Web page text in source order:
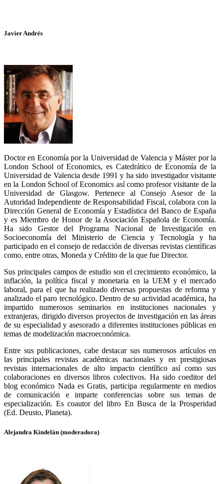
Javier Andrés
Doctor en Economía por la Universidad de Valencia y Máster por la
London School of Economics, es Catedrático de Economía de la
Universidad de Valencia desde 1991 y ha sido investigador visitante
en la London School of Economics así como profesor visitante de la
Universidad de Glasgow. Pertenece al Consejo Asesor de la
Autoridad Independiente de Responsabilidad Fiscal, colabora con la
Dirección General de Economía y Estadística del Banco de España
y es Miembro de Honor de la Asociación Española de Economía.
Ha sido Gestor del Programa Nacional de Investigación en
Socioeconomía del Ministerio de Ciencia y Tecnología y ha
participado en el consejo de redacción de diversas revistas científicas
como, entre otras, Moneda y Crédito de la que fue Director.
Sus principales campos de estudio son el crecimiento económico, la
inflación, la política fiscal y monetaria en la UEM y el mercado
laboral, para el que ha realizado diversas propuestas de reforma y
analizado el paro tecnológico. Dentro de su actividad académica, ha
impartido numerosos seminarios en instituciones nacionales y
extranjeras, dirigido diversos proyectos de investigación en las áreas
de su especialidad y asesorado a diferentes instituciones públicas en
temas de modelización macroeconómica.
Entre sus publicaciones, cabe destacar sus numerosos artículos en
las principales revistas académicas nacionales y en prestigiosas
revistas internacionales de alto impacto científico así como sus
colaboraciones en diversos libros colectivos. Ha sido coeditor del
blog económico Nada es Gratis, participa regularmente en medios
de comunicación e imparte conferencias sobre sus temas de
especialización. Es coautor del libro En Busca de la Prosperidad
(Ed. Deusto, Planeta).
Alejandra Kindelán (moderadora)